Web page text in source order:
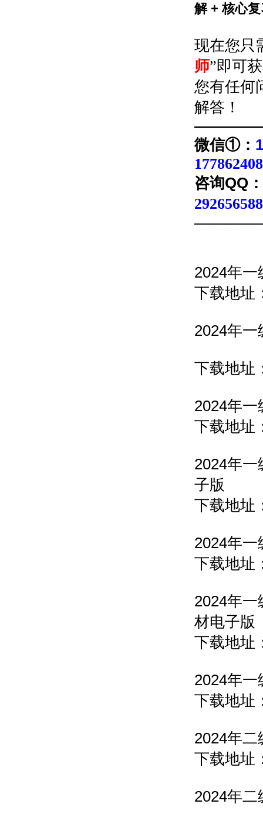
解 + 核心
现在您只
师”即可
您有任何
解答！
微信①：
咨询QQ：
2024年
下载地址
2024年
下载地址
2024年
下载地址
2024年
子版
下载地址
2024年
下载地址
2024年
材电子
下载地址
2024年
下载地址
2024年
下载地址
2024年